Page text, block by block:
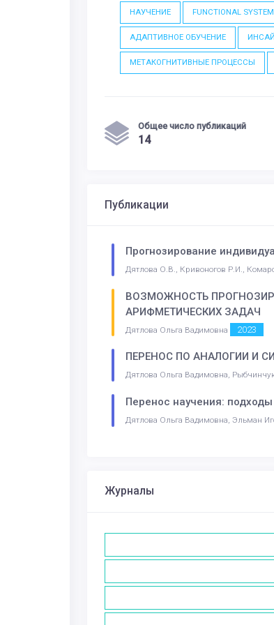
НАУЧЕНИЕ FUNCTIONAL SYSTEM
АДАПТИВНОЕ ОБУЧЕНИЕ
МЕТАКОГНИТИВНЫЕ ПРОЦЕССЫ
Общее число публикаций
14
Публикации
Прогнозирование
Дятлова О.В., Кривоногов Р.И.,
ВОЗМОЖНОСТЬ
АРИФМЕТИЧЕСКИХ ЗАДАЧ
Дятлова Ольга Вадимовна 2023
ПЕРЕНОС ПО АНАЛОГИИ И
Дятлова Ольга Вадимовна,
Перенос научения:
Дятлова Ольга Вадимовна, Эльман
Журналы